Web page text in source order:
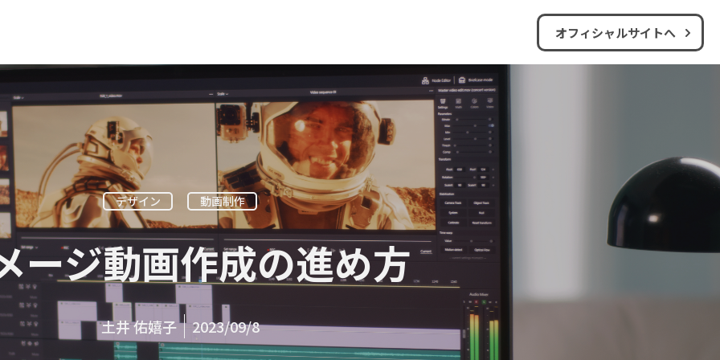
オフィシャルサイトへ
デザイン 動画制作
ージ動画作成の進め方
土井 佑嬉子 2023/09/8